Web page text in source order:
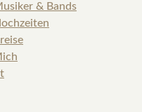
& Bands